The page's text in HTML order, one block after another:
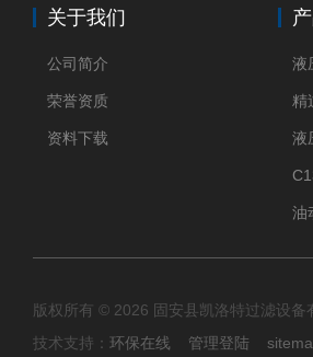
关于我们
公司简介
荣誉资质
资料下载 液
版权所有 © 2026 固安县凯洛特过滤设
技术支持： 环保在线 管理登陆